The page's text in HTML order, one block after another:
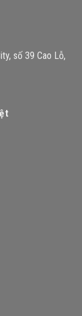
số 39 Cao Lỗ,